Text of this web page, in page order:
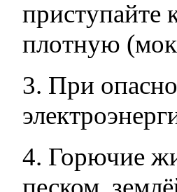
приступайте
плотную
3. При
4. Горючие